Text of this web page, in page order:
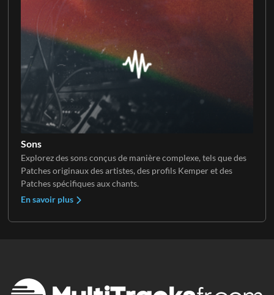
Sons
Explorez des sons conçus de manière complexe, tels que des
Patches originaux des artistes, des profils Kemper et des
Patches spécifiques aux chants.
En savoir plus